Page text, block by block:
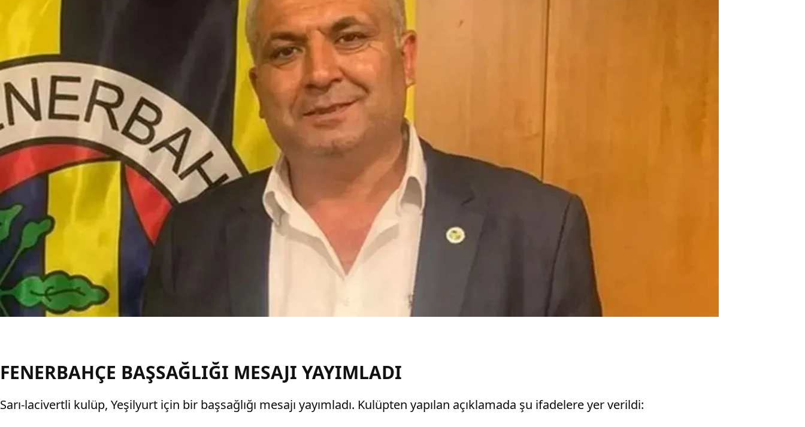
FENERBAHÇE BAŞSAĞLIĞI MESAJI YAYIMLADI
Sarı-lacivertli kulüp, Yeşilyurt için bir başsağlığı mesajı yayımladı. Kulüpten yapılan açıklamada şu ifadelere yer verildi: